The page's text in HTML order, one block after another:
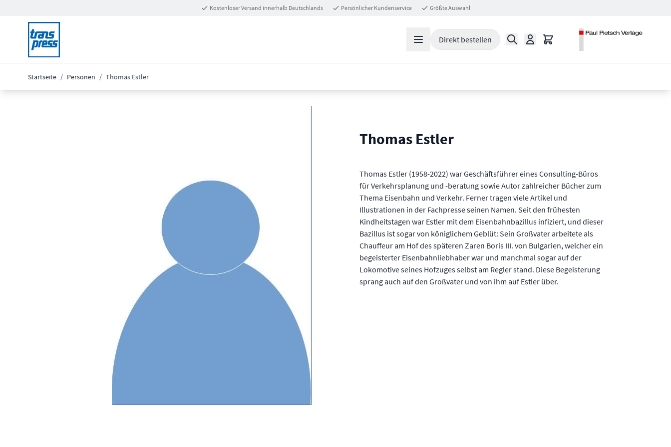
Kostenloser Versand innerhalb Deutschlands Persönlicher Kundenservice Größte Auswahl
Direkt bestellen Suche Warenkorb
Startseite / Personen / Thomas Estler
Thomas Estler
Thomas Estler (1958-2022) war Geschäftsführer eines Consulting-Büros
für Verkehrsplanung und -beratung sowie Autor zahlreicher Bücher zum
Thema Eisenbahn und Verkehr. Ferner tragen viele Artikel und
Illustrationen in der Fachpresse seinen Namen. Seit den frühesten
Kindheitstagen war Estler mit dem Eisenbahnbazillus infiziert, und dieser
Bazillus ist sogar von königlichem Geblüt: Sein Großvater arbeitete als
Chauffeur am Hof des späteren Zaren Boris III. von Bulgarien, welcher ein
begeisterter Eisenbahnliebhaber war und manchmal sogar auf der
Lokomotive seines Hofzuges selbst am Regler stand. Diese Begeisterung
sprang auch auf den Großvater und von ihm auf Estler über.